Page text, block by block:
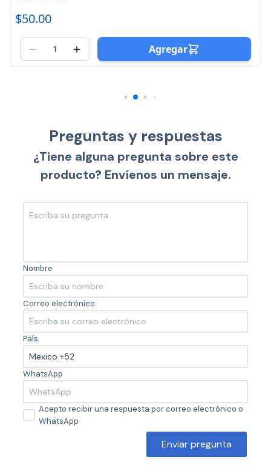
$50.00
Agregar
Preguntas y respuestas
¿Tiene alguna pregunta sobre este
producto? Envíenos un mensaje.
Nombre
Correo electrónico
País
WhatsApp
Acepto recibir una respuesta por correo electrónico o
WhatsApp
Enviar pregunta